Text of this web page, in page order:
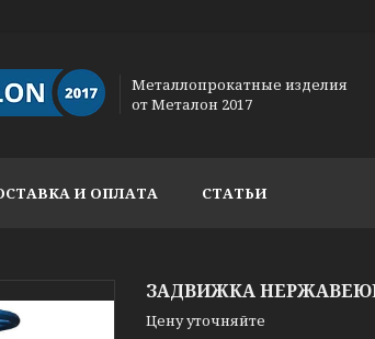
Металлопрокатные изделия
от Металон 2017
И ОПЛАТА СТАТЬИ
ЗАДВИЖКА
Цену уточняйте